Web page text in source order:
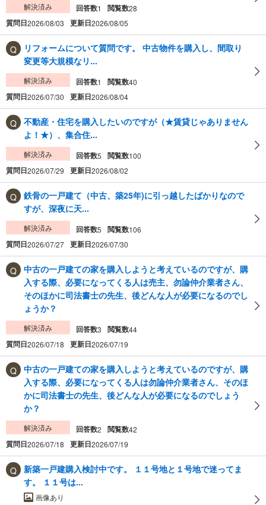
解決済み 回答数1 閲覧数28
質問日2026/08/03 更新日2026/08/05
リフォームについて質問です。 中古物件を購入し、間取り
変更等大規模なリ...
解決済み 回答数1 閲覧数40
質問日2026/07/30 更新日2026/08/04
不動産・住宅を購入したいのですが（★賃貸じゃありません
よ！★）、集合住...
解決済み 回答数5 閲覧数100
質問日2026/07/29 更新日2026/08/02
鉄骨の一戸建て（中古、築25年)に引っ越したばかりなので
すが、深夜に天...
解決済み 回答数5 閲覧数106
質問日2026/07/27 更新日2026/07/30
中古の一戸建ての家を購入しようと考えているのですが、購
入する際、必要になってくる人は売主、勿論仲介業者さん、
そのほかに司法書士の先生、後どんな人が必要になるのでし
ょうか？
解決済み 回答数3 閲覧数44
質問日2026/07/18 更新日2026/07/19
中古の一戸建ての家を購入しようと考えているのですが、購
入する際、必要になってくる人は勿論仲介業者さん、そのほ
かに司法書士の先生、後どんな人が必要になるのでしょう
か？
解決済み 回答数2 閲覧数42
質問日2026/07/18 更新日2026/07/19
新築一戸建購入検討中です。 １１号地と１号地で迷ってま
す。 １１号は...
画像あり